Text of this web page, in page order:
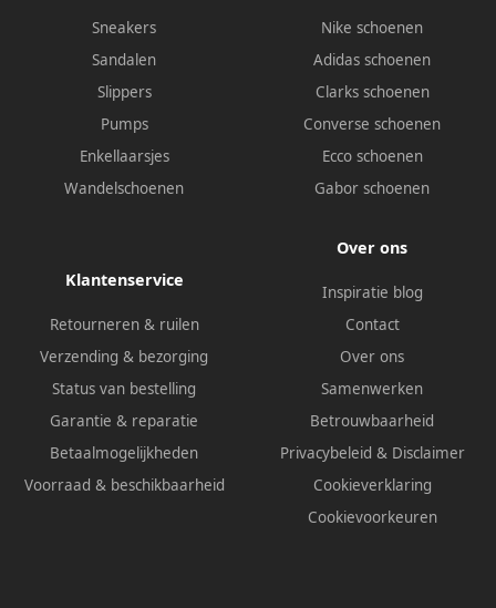
Sneakers
Sandalen
Slippers
Pumps
Enkellaarsjes
Wandelschoenen
Nike schoenen
Adidas schoenen
Clarks schoenen
Converse schoenen
Ecco schoenen
Gabor schoenen
Klantenservice
Retourneren & ruilen
Verzending & bezorging
Status van bestelling
Garantie & reparatie
Betaalmogelijkheden
Voorraad & beschikbaarheid
Over ons
Inspiratie blog
Contact
Over ons
Samenwerken
Betrouwbaarheid
Privacybeleid & Disclaimer
Cookieverklaring
Cookievoorkeuren